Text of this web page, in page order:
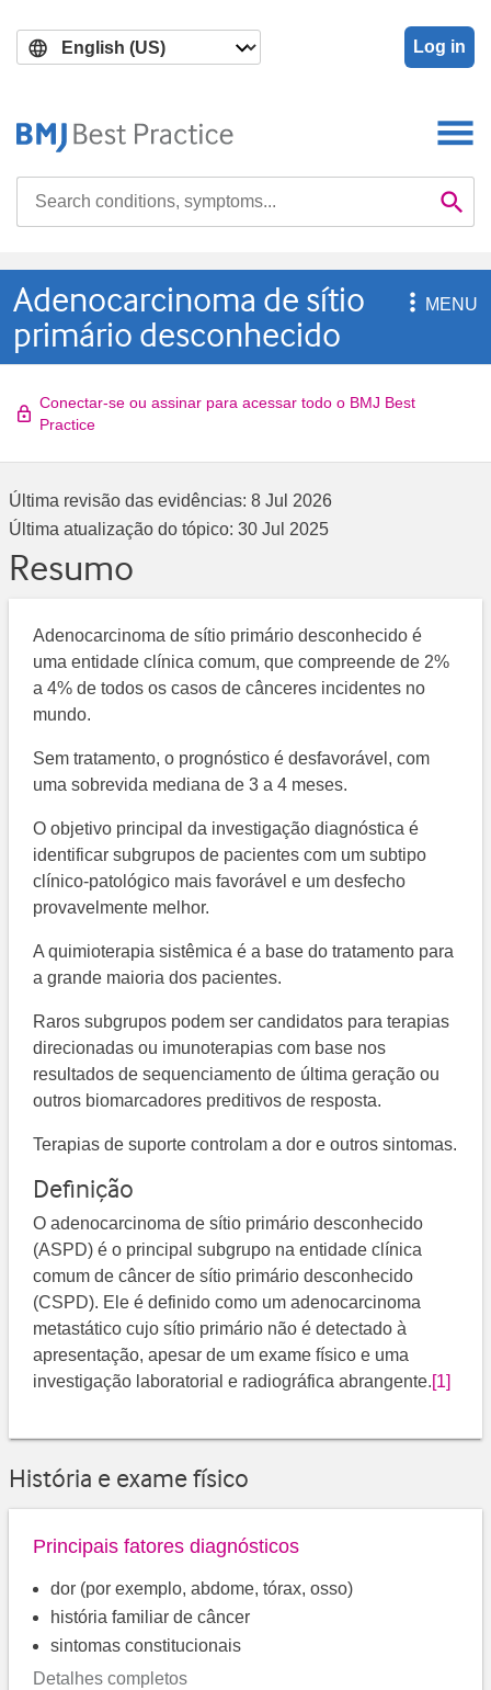
main
search
Log in

Adenocarcinoma de sítio
primário desconhecido
MENU
Conectar-se ou assinar para acessar todo o BMJ Best
Practice
Última revisão das evidências: 8 Jul 2026
Última atualização do tópico: 30 Jul 2025
Resumo
Adenocarcinoma de sítio primário desconhecido é
uma entidade clínica comum, que compreende de 2%
a 4% de todos os casos de cânceres incidentes no
mundo.
Sem tratamento, o prognóstico é desfavorável, com
uma sobrevida mediana de 3 a 4 meses.
O objetivo principal da investigação diagnóstica é
identificar subgrupos de pacientes com um subtipo
clínico-patológico mais favorável e um desfecho
provavelmente melhor.
A quimioterapia sistêmica é a base do tratamento para
a grande maioria dos pacientes.
Raros subgrupos podem ser candidatos para terapias
direcionadas ou imunoterapias com base nos
resultados de sequenciamento de última geração ou
outros biomarcadores preditivos de resposta.
Terapias de suporte controlam a dor e outros sintomas.
Definição
O adenocarcinoma de sítio primário desconhecido
(ASPD) é o principal subgrupo na entidade clínica
comum de câncer de sítio primário desconhecido
(CSPD). Ele é definido como um adenocarcinoma
metastático cujo sítio primário não é detectado à
apresentação, apesar de um exame físico e uma
investigação laboratorial e radiográfica abrangente.[1]
História e exame físico
Principais fatores diagnósticos
dor (por exemplo, abdome, tórax, osso)
história familiar de câncer
sintomas constitucionais
Detalhes completos